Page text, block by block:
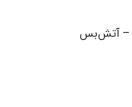
– آتش‌بس